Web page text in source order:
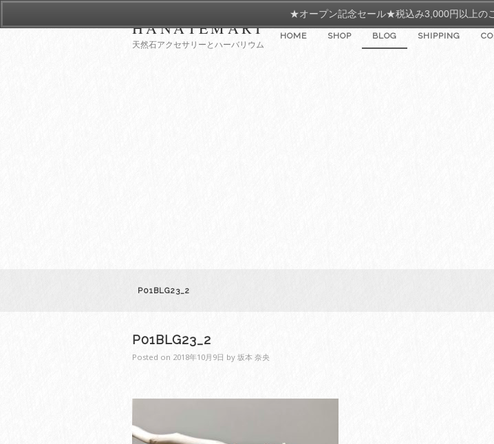
HANATEMARI
天然石アクセサリーとハーバリウム
HOME SHOP BLOG SHIPPING
P01BLG23_2
P01BLG23_2
Posted on 2018年10月9日 by 坂本 奈央
★オープン記念セール★税込み3,000円以上の